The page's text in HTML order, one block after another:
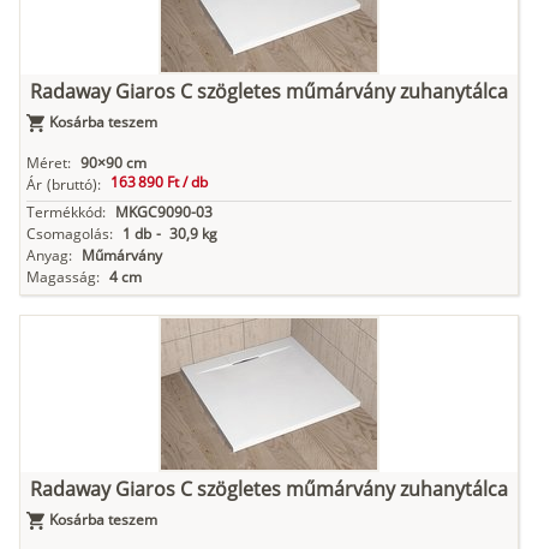
Radaway Giaros C szögletes műmárvány zuhanytálca
Kosárba teszem
Méret: 90×90 cm
Ár (bruttó): 163 890 Ft /db
Termékkód: MKGC9090-03
Csomagolás: 1 db - 30,9 kg
Anyag: Műmárvány
Magasság: 4 cm
Radaway Giaros C szögletes műmárvány zuhanytálca
Kosárba teszem